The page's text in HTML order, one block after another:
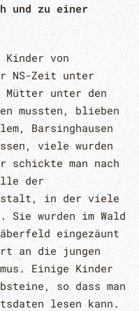
und zu einer
von
NS-Zeit unter
Mütter unter den
mussten, blieben
Barsinghausen
viele wurden
schickte man nach
der
in der viele
wurden im Wald
eingezäunt
an die jungen
Einige Kinder
so dass man
lesen kann.